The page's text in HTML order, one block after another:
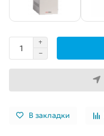
В закладки